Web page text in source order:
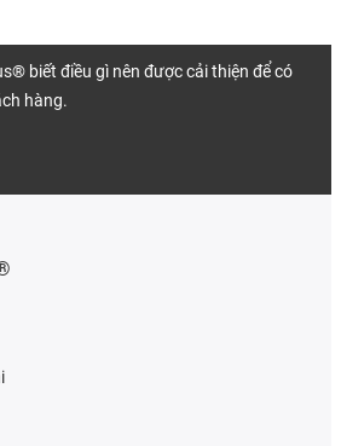
biết điều gì nên được cải thiện để có
hàng.